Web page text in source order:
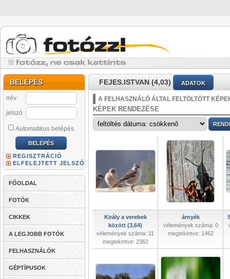
BELÉPÉS
név
jelszó
Automatikus belépés
REGISZTRÁCIÓ
ELFELEJTETT JELSZÓ
FŐOLDAL
FOTÓK
CIKKEK
A LEGJOBB FOTÓK
FELHASZNÁLÓK
GÉPTÍPUSOK
FEJES.ISTVAN (4,03) ADATOK
A FELHASZNÁLÓ ÁLTAL FELTÖLTÖTT
KÉPEK RENDEZÉSE
Király a verebek
között (3,64)
vélemények száma: 11
megtekintve: 2362
árnyék
vélemények száma: 0
megtekintve: 1462